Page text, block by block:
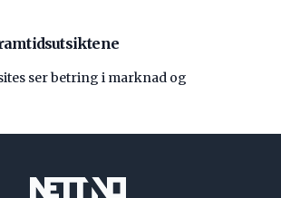
ser betring i marknad og